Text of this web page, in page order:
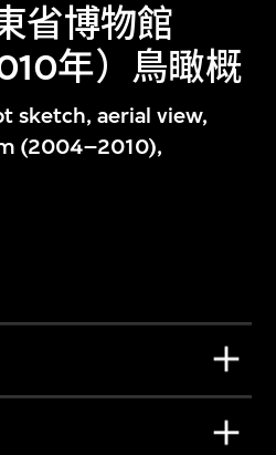
省博物館
年）鳥瞰概
sketch, aerial view,
(2004–2010),